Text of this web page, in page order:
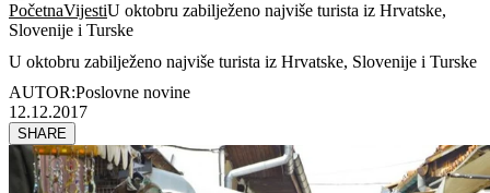
PočetnaVijestiU oktobru zabilježeno najviše turista iz Hrvatske,
Slovenije i Turske
U oktobru zabilježeno najviše turista iz Hrvatske, Slovenije i Turske
AUTOR:Poslovne novine
12.12.2017
SHARE